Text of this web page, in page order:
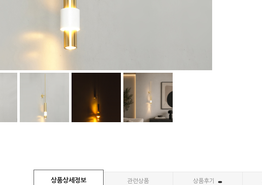
상품상세정보 관련상품 상품후기